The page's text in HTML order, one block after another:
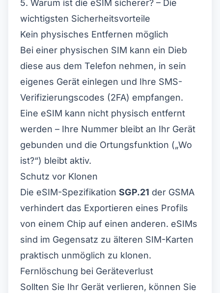
5. Warum ist die eSIM sicherer? – Die
wichtigsten Sicherheitsvorteile
Kein physisches Entfernen möglich
Bei einer physischen SIM kann ein Dieb
diese aus dem Telefon nehmen, in sein
eigenes Gerät einlegen und Ihre SMS-
Verifizierungscodes (2FA) empfangen.
Eine eSIM kann nicht physisch entfernt
werden – Ihre Nummer bleibt an Ihr Gerät
gebunden und die Ortungsfunktion („Wo
ist?“) bleibt aktiv.
Schutz vor Klonen
Die eSIM-Spezifikation SGP.21 der GSMA
verhindert das Exportieren eines Profils
von einem Chip auf einen anderen. eSIMs
sind im Gegensatz zu älteren SIM-Karten
praktisch unmöglich zu klonen.
Fernlöschung bei Geräteverlust
Sollten Sie Ihr Gerät verlieren, können Sie
web20
20% Rabatt für Neukunden
Heute eingelöst
898
Verbleibend
7
Abbrechen Jetzt einlösen